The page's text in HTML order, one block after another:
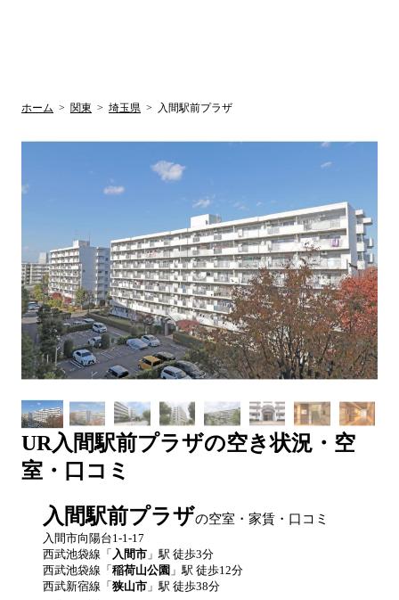
ホーム > 関東 > 埼玉県 > 入間駅前プラザ
UR入間駅前プラザの空き状況・空
室・口コミ
入間駅前プラザの空室・家賃・口コミ
入間市向陽台1-1-17
西武池袋線 「 入間市 」駅 徒歩3分
西武池袋線 「 稲荷山公園 」駅 徒歩12分
西武新宿線 「 狭山市 」駅 徒歩38分